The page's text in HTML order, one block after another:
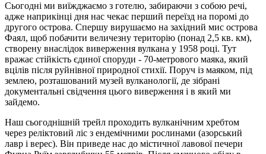
Сьогодні ми виїжджаємо з готелю, забираючи з собою речі,
адже наприкінці дня нас чекає перший переїзд на поромі до
другого острова. Спершу вирушаємо на західний мис острова
Фаял, щоб побачити величезну територію (понад 2,5 кв. км),
створену внаслідок виверження вулкана у 1958 році. Тут
вражає стійкість єдиної споруди - 70-метрового маяка, який
вцілів після руйнівної природної стихії. Поруч із маяком, під
землею, розташований музей вулканології, де зібрані
документальні свідчення цього виверження і в який ми
зайдемо.
Наш сьогоднішній трейл проходить вулканічним хребтом
через реліктовий ліс з ендемічними рослинами (азорський
лавр і верес). Він приведе нас до містичної лавової печери